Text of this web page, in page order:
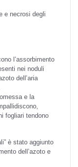
e necrosi degli
l’assorbimento
nei noduli
dell’aria
e la
fogliari tendono
è stato aggiunto
dell’azoto e